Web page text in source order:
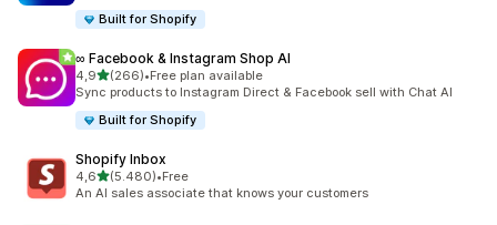
Built for Shopify
∞ Facebook & Instagram Shop AI
4,95 yıldız üzerinden
(266)
toplam 266 değerlendirme
•Free plan available
Sync products to Instagram Direct & Facebook sell with Chat AI
Built for Shopify
Shopify Inbox
4,65 yıldız üzerinden
(5.480)
toplam 5480 değerlendirme
•Free
An AI sales associate that knows your customers